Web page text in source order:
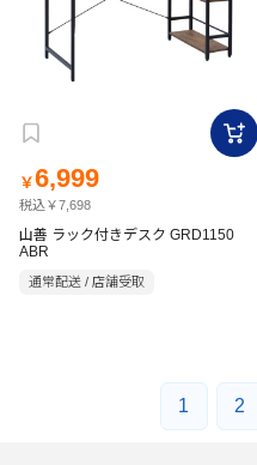
￥6,999
税込￥7,698
山善 ラック付きデスク GRD1150
ABR
通常配送 / 店舗受取
1 2